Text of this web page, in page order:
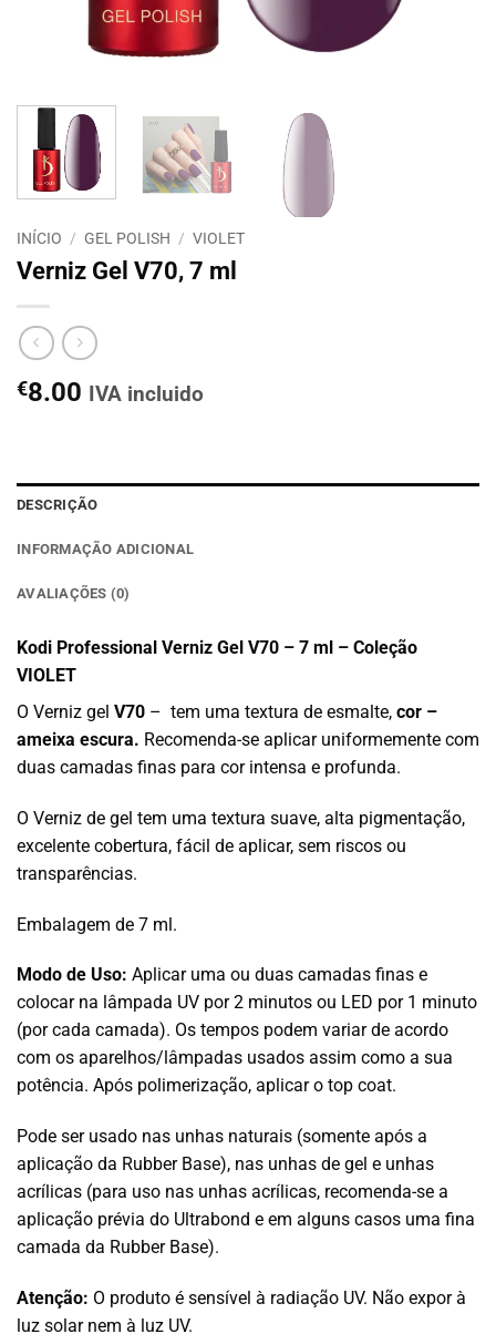
INÍCIO / GEL POLISH / VIOLET
Verniz Gel V70, 7 ml
€8.00 IVA incluido
DESCRIÇÃO
INFORMAÇÃO ADICIONAL
AVALIAÇÕES (0)
Kodi Professional Verniz Gel V70 – 7 ml – Coleção
VIOLET
O Verniz gel V70 – tem uma textura de esmalte, cor –
ameixa escura. Recomenda-se aplicar uniformemente com
duas camadas finas para cor intensa e profunda.
O Verniz de gel tem uma textura suave, alta pigmentação,
excelente cobertura, fácil de aplicar, sem riscos ou
transparências.
Embalagem de 7 ml.
Modo de Uso: Aplicar uma ou duas camadas finas e
colocar na lâmpada UV por 2 minutos ou LED por 1 minuto
(por cada camada). Os tempos podem variar de acordo
com os aparelhos/lâmpadas usados assim como a sua
potência. Após polimerização, aplicar o top coat.
Pode ser usado nas unhas naturais (somente após a
aplicação da Rubber Base), nas unhas de gel e unhas
acrílicas (para uso nas unhas acrílicas, recomenda-se a
aplicação prévia do Ultrabond e em alguns casos uma fina
camada da Rubber Base).
Atenção: O produto é sensível à radiação UV. Não expor à
luz solar nem à luz UV.